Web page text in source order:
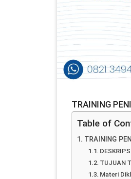
TRAINING
Table of
TRAINING
TUJUAN
Materi